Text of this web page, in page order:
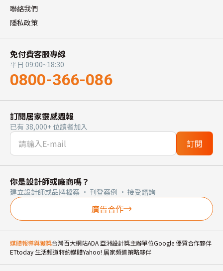
聯絡我們
隱私政策
免付費客服專線
平日 09:00~18:30
0800-366-086
訂閱居家靈感週報
已有 38,000+ 位讀者加入
訂閱
你是設計師或廠商嗎？
建立設計師或品牌檔案 · 刊登案例 · 接受諮詢
廣告合作
媒體報導與獲獎台灣百大網站ADA 亞洲設計獎主辦單位Google 優質合作夥伴
ETtoday 生活頻道特約媒體Yahoo! 居家頻道策略夥伴